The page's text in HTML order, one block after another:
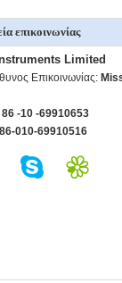
επικοινωνίας
Limited
Επικοινωνίας:
86 -10 -69910653
86-010-69910516